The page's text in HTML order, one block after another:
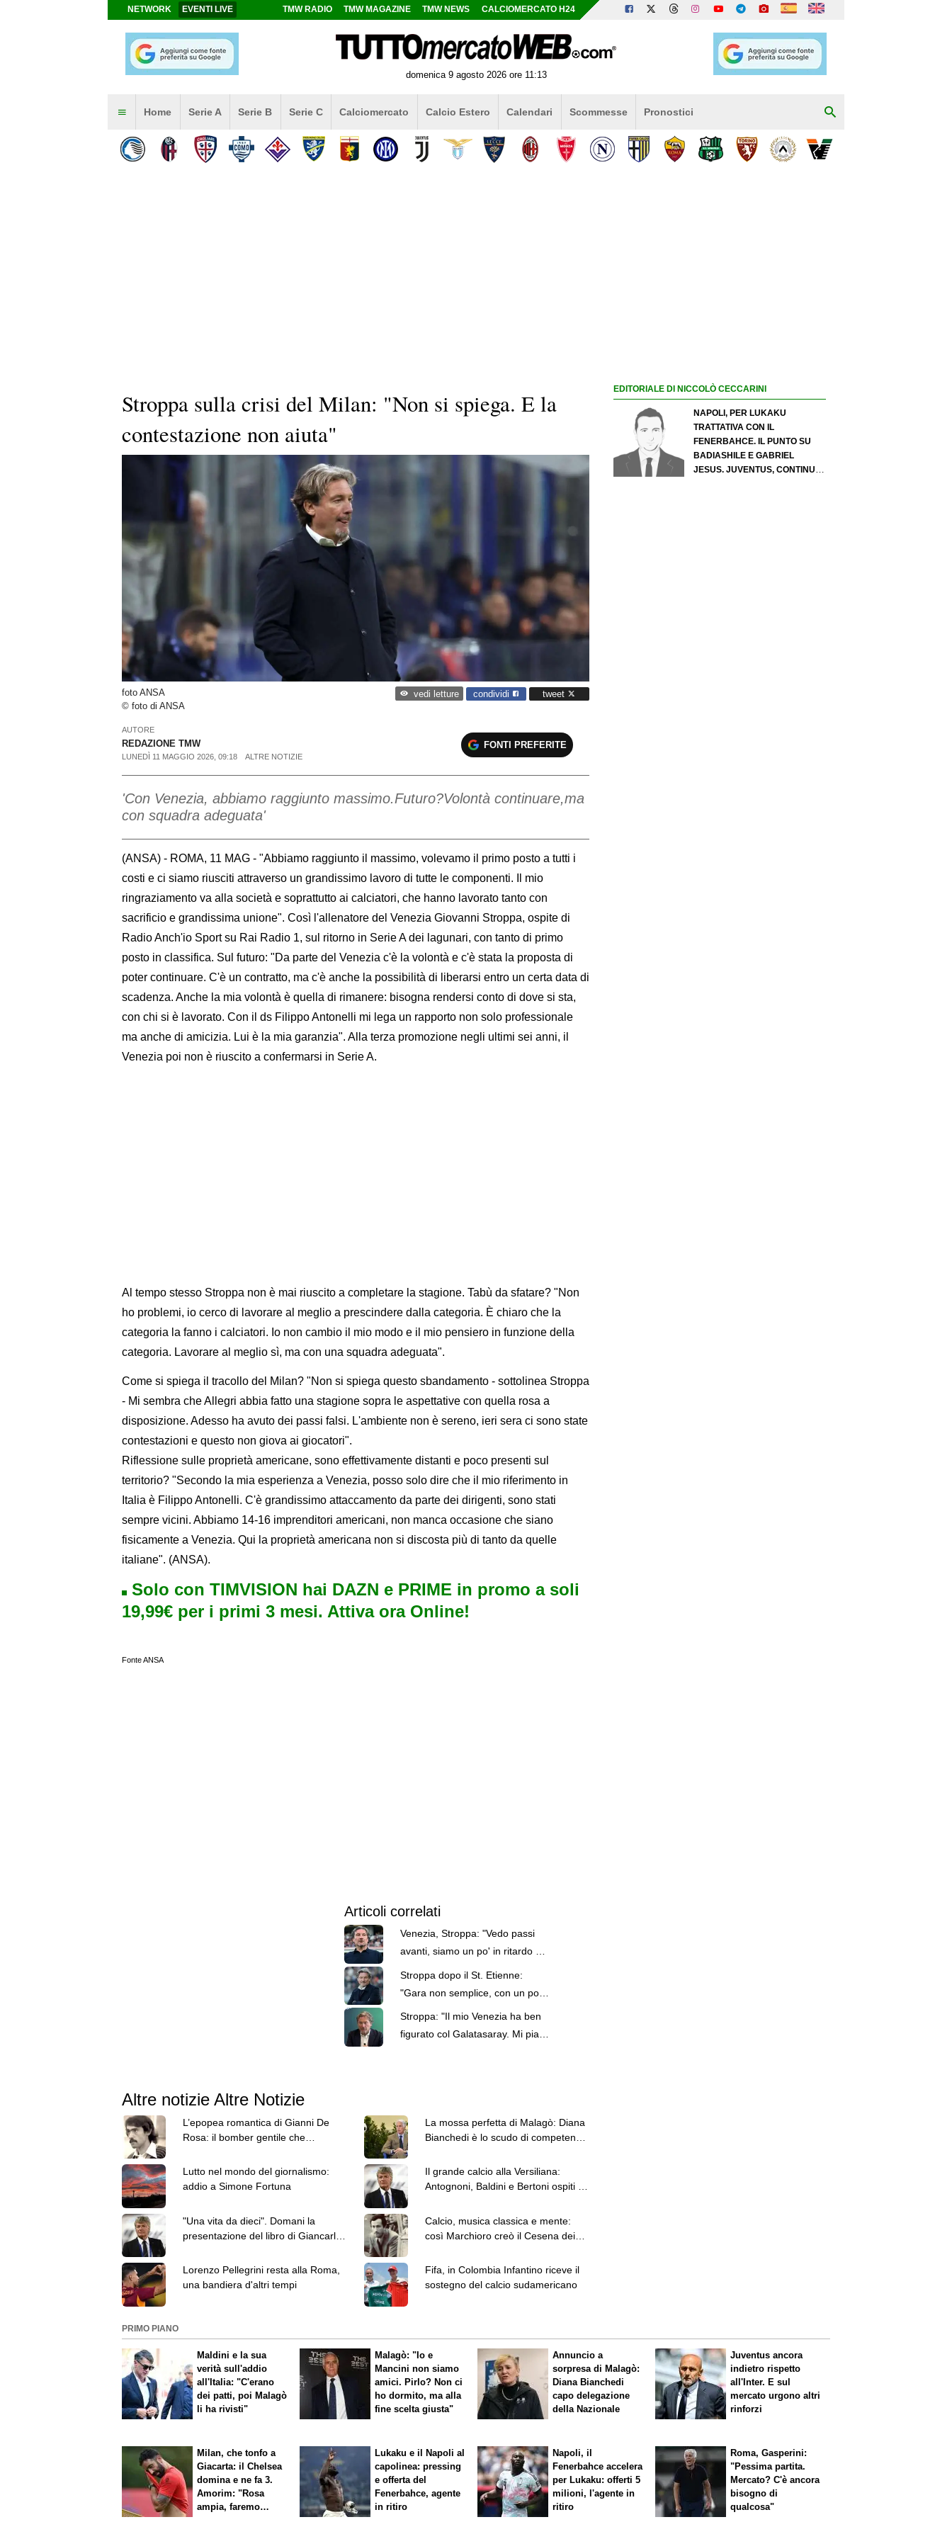
NETWORK EVENTI LIVE TMW RADIO TMW MAGAZINE TMW NEWS CALCIOMERCATO H24
domenica 9 agosto 2026 ore 11:13
Home Serie A Serie B Serie C Calciomercato Calcio Estero Calendari Scommesse Pronostici
Stroppa sulla crisi del Milan: "Non si spiega. E la
contestazione non aiuta"
foto ANSA
© foto di ANSA
vedi letture condividi tweet
AUTORE
REDAZIONE TMW
LUNEDÌ 11 MAGGIO 2026, 09:18 ALTRE NOTIZIE
FONTI PREFERITE
'Con Venezia, abbiamo raggiunto massimo.Futuro?Volontà continuare,ma
con squadra adeguata'
(ANSA) - ROMA, 11 MAG - "Abbiamo raggiunto il massimo, volevamo il primo posto a tutti i
costi e ci siamo riusciti attraverso un grandissimo lavoro di tutte le componenti. Il mio
ringraziamento va alla società e soprattutto ai calciatori, che hanno lavorato tanto con
sacrificio e grandissima unione". Così l'allenatore del Venezia Giovanni Stroppa, ospite di
Radio Anch'io Sport su Rai Radio 1, sul ritorno in Serie A dei lagunari, con tanto di primo
posto in classifica. Sul futuro: "Da parte del Venezia c'è la volontà e c'è stata la proposta di
poter continuare. C'è un contratto, ma c'è anche la possibilità di liberarsi entro un certa data di
scadenza. Anche la mia volontà è quella di rimanere: bisogna rendersi conto di dove si sta,
con chi si è lavorato. Con il ds Filippo Antonelli mi lega un rapporto non solo professionale
ma anche di amicizia. Lui è la mia garanzia". Alla terza promozione negli ultimi sei anni, il
Venezia poi non è riuscito a confermarsi in Serie A.
Al tempo stesso Stroppa non è mai riuscito a completare la stagione. Tabù da sfatare? "Non
ho problemi, io cerco di lavorare al meglio a prescindere dalla categoria. È chiaro che la
categoria la fanno i calciatori. Io non cambio il mio modo e il mio pensiero in funzione della
categoria. Lavorare al meglio sì, ma con una squadra adeguata".
Come si spiega il tracollo del Milan? "Non si spiega questo sbandamento - sottolinea Stroppa
- Mi sembra che Allegri abbia fatto una stagione sopra le aspettative con quella rosa a
disposizione. Adesso ha avuto dei passi falsi. L'ambiente non è sereno, ieri sera ci sono state
contestazioni e questo non giova ai giocatori".
Riflessione sulle proprietà americane, sono effettivamente distanti e poco presenti sul
territorio? "Secondo la mia esperienza a Venezia, posso solo dire che il mio riferimento in
Italia è Filippo Antonelli. C'è grandissimo attaccamento da parte dei dirigenti, sono stati
sempre vicini. Abbiamo 14-16 imprenditori americani, non manca occasione che siano
fisicamente a Venezia. Qui la proprietà americana non si discosta più di tanto da quelle
italiane". (ANSA).
Solo con TIMVISION hai DAZN e PRIME in promo a soli
19,99€ per i primi 3 mesi. Attiva ora Online!
Fonte ANSA
Articoli correlati
Venezia, Stroppa: "Vedo passi
avanti, siamo un po' in ritardo per
Stroppa dopo il St. Etienne:
"Gara non semplice, con un po’
di nervosismo e provocazioni"
Stroppa: "Il mio Venezia ha ben
figurato col Galatasaray. Mi piace
Altre notizie Altre Notizie
L’epopea romantica di Gianni De
Rosa: il bomber gentile che
La mossa perfetta di Malagò: Diana
Bianchedi è lo scudo di competenza
Lutto nel mondo del giornalismo:
addio a Simone Fortuna
Il grande calcio alla Versiliana:
Antognoni, Baldini e Bertoni ospiti il
"Una vita da dieci". Domani la
presentazione del libro di Giancarlo
Calcio, musica classica e mente:
così Marchioro creò il Cesena dei
Lorenzo Pellegrini resta alla Roma,
una bandiera d'altri tempi
Fifa, in Colombia Infantino riceve il
sostegno del calcio sudamericano
EDITORIALE DI NICCOLÒ CECCARINI
NAPOLI, PER LUKAKU
TRATTATIVA CON IL
FENERBAHCE. IL PUNTO SU
BADIASHILE E GABRIEL
JESUS. JUVENTUS, CONTINUA
PRIMO PIANO
Maldini e la sua
verità sull'addio
all'Italia: "C'erano
dei patti, poi Malagò
li ha rivisti"
Malagò: "Io e
Mancini non siamo
amici. Pirlo? Non ci
ho dormito, ma alla
fine scelta giusta"
Annuncio a
sorpresa di Malagò:
Diana Bianchedi
capo delegazione
della Nazionale
Juventus ancora
indietro rispetto
all'Inter. E sul
mercato urgono altri
rinforzi
Milan, che tonfo a
Giacarta: il Chelsea
domina e ne fa 3.
Amorim: "Rosa
ampia, faremo
Lukaku e il Napoli al
capolinea: pressing
e offerta del
Fenerbahce, agente
in ritiro
Napoli, il
Fenerbahce accelera
per Lukaku: offerti 5
milioni, l'agente in
ritiro
Roma, Gasperini:
"Pessima partita.
Mercato? C'è ancora
bisogno di
qualcosa"